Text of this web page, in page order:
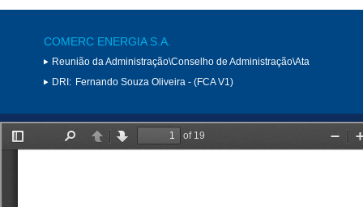
COMERC ENERGIA S.A.
Reunião da Administração\Conselho de Administração\Ata
DRI: Fernando Souza Oliveira - (FCA V1)